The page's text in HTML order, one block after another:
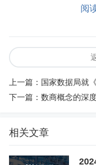
：随着企业对
务的需求将大幅增加。
验和行业洞察，通过提
案，帮助企业实现数据
能、机器学习等技术的
新产品
新产品描述：智能数据平
分析和应用于一体的综
计算、人工智能等先进技
阅
上一篇： 国家数据局就《关于促进数
下一篇： 数商概念的深
相关文章